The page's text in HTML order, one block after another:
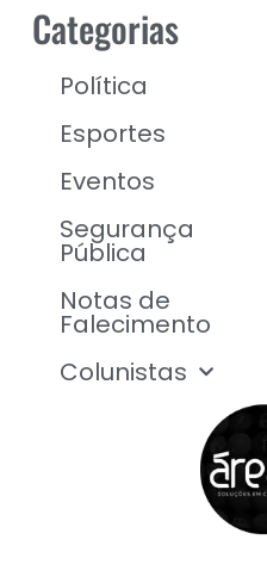
Categorias
Política
Esportes
Eventos
Segurança
Pública
Notas de
Falecimento
Colunistas